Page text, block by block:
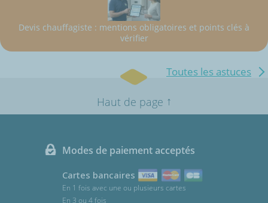
Devis chauffagiste : mentions obligatoires et points clés à
vérifier
Toutes les astuces
Haut de page ↑
Modes de paiement acceptés
Cartes bancaires
En 1 fois avec une ou plusieurs cartes
En 3 ou 4 fois